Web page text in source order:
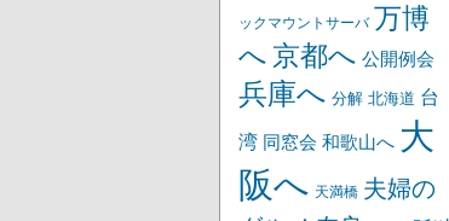
ックマウントサーバ 万博
へ 京都へ 公開例会
兵庫へ 分解 北海道 台
湾 同窓会 和歌山へ 大
阪へ 天満橋 夫婦の